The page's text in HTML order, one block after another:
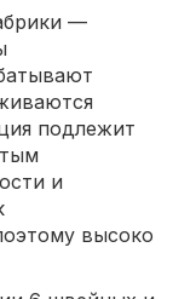
—
подлежит
и
высоко